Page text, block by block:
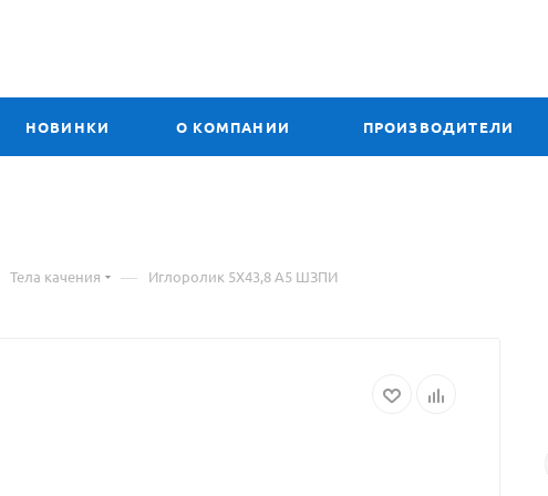
НОВИНКИ О КОМПАНИИ ПРОИЗВОДИТЕЛИ
Тела качения — Иглоролик 5Х43,8 А5 ШЗПИ